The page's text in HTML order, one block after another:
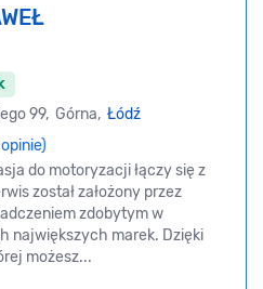
99, Górna, Łódź
do motoryzacji łączy się z
został założony przez
zdobytym w
największych marek. Dzięki
możesz...